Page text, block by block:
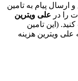
ارسال پیام به تامین
را در علی ویترین
(این تامین
ویترین هزینه